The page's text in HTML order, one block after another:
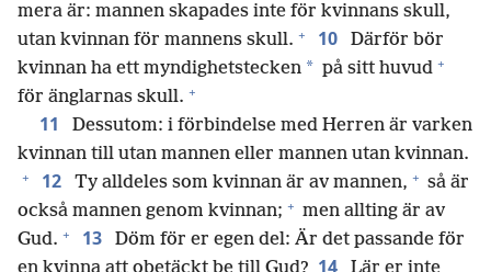
mera är: mannen skapades inte för kvinnans skull,
utan kvinnan för mannens skull. + 10
Därför bör
kvinnan ha ett myndighetstecken * på sitt huvud +
för änglarnas skull. +
11
Dessutom: i förbindelse med Herren är varken
kvinnan till utan mannen eller mannen utan kvinnan.
+ 12 Ty alldeles som kvinnan är av mannen, + så är
också mannen genom kvinnan; + men allting är av
Gud. + 13
Döm för er egen del: Är det passande för
14